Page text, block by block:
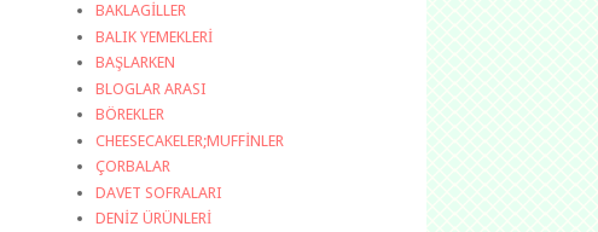
BAKLAGİLLER
BALIK YEMEKLERİ
BAŞLARKEN
BLOGLAR ARASI
BÖREKLER
CHEESECAKELER;MUFFİNLER
ÇORBALAR
DAVET SOFRALARI
DENİZ ÜRÜNLERİ